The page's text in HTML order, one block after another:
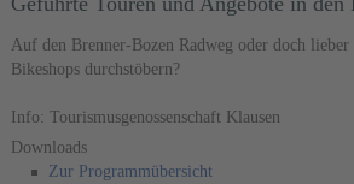
Auf den Brenner-Bozen Radweg oder doch lieber
Bikeshops durchstöbern?
Info: Tourismusgenossenschaft Klausen
Downloads
Zur Programmübersicht